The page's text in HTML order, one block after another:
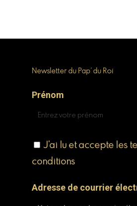
Newsletter du Pap’ du Roi
Prénom
J'ai lu et accepte les
conditions
Adresse de courrier